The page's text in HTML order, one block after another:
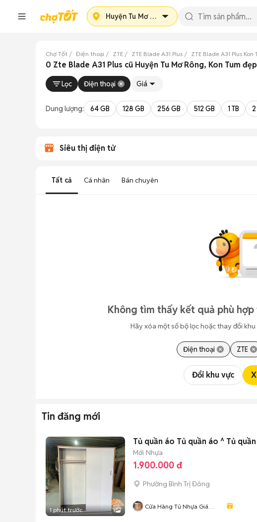
Huyện Tu Mơ Rông
Chợ Tốt Điện thoại ZTE ZTE Blade A31 Plus ZTE Blade A31 Plus Kon
0 Zte Blade A31 Plus cũ Huyện Tu Mơ Rông, Kon Tum đẹp
Lọc Điện thoại Giá
Dung lượng: 64 GB 128 GB 256 GB 512 GB 1 TB 2
Siêu thị điện tử
Tất cả Cá nhân Bán chuyên
Không tìm thấy kết quả phù hợp
Hãy xóa một số bộ lọc hoặc thay đổi
Điện thoại ZTE
Đổi khu vực
Tin đăng mới
1 phút trước 1
Tủ quần áo Tủ quần áo ^ Tủ
Mới Nhựa
1.900.000 đ
Phường Bình Trị Đông
Cửa Hàng Tủ Nhựa Giá